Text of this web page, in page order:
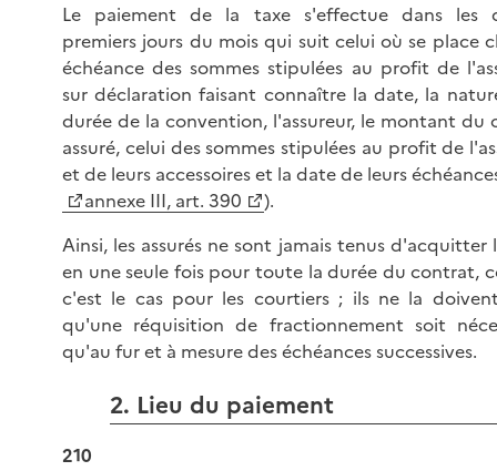
Le paiement de la taxe s'effectue dans les
premiers jours du mois qui suit celui où se place
échéance des sommes stipulées au profit de
sur déclaration faisant connaître la date, la
durée de la convention, l'assureur, le montant du
assuré, celui des sommes stipulées au profit de
et de leurs accessoires et la date de leurs
annexe III, art. 390
).
Ainsi, les assurés ne sont jamais tenus d'acquitter
en une seule fois pour toute la durée du contrat,
c'est le cas pour les courtiers ; ils ne la
qu'une réquisition de fractionnement soit
qu'au fur et à mesure des échéances successives.
2. Lieu du paiement
210